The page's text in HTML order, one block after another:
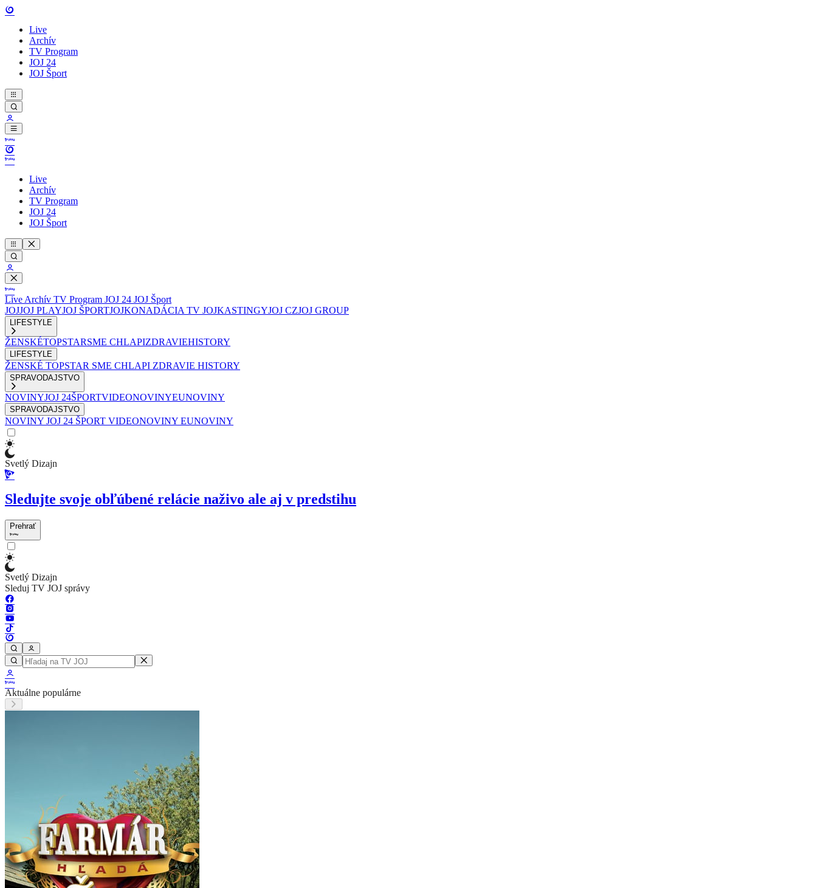
Live
Archív
TV Program
JOJ 24
JOJ Šport
Live
Archív
TV Program
JOJ 24
JOJ Šport
Live Archív TV Program JOJ 24 JOJ Šport
JOJJOJ PLAYJOJ ŠPORTJOJKONADÁCIA TV JOJKASTINGYJOJ CZJOJ GROUP
LIFESTYLE
ŽENSKÉTOPSTARSME CHLAPIZDRAVIEHISTORY
LIFESTYLE
ŽENSKÉ TOPSTAR SME CHLAPI ZDRAVIE HISTORY
SPRAVODAJSTVO
NOVINYJOJ 24ŠPORTVIDEONOVINYEUNOVINY
SPRAVODAJSTVO
NOVINY JOJ 24 ŠPORT VIDEONOVINY EUNOVINY
Svetlý Dizajn
Sledujte svoje obľúbené relácie naživo ale aj v predstihu
Prehrať
Svetlý Dizajn
Sleduj TV JOJ správy
Aktuálne populárne